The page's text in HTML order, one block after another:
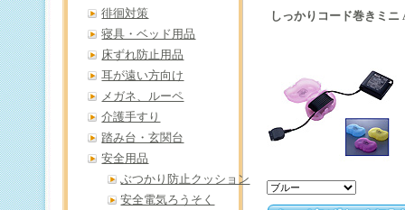
しっかりコード巻きミニ
徘徊対策
寝具・ベッド用品
床ずれ防止用品
耳が遠い方向け
メガネ、ルーペ
介護手すり
踏み台・玄関台
安全用品
ぶつかり防止クッション
安全電気ろうそく